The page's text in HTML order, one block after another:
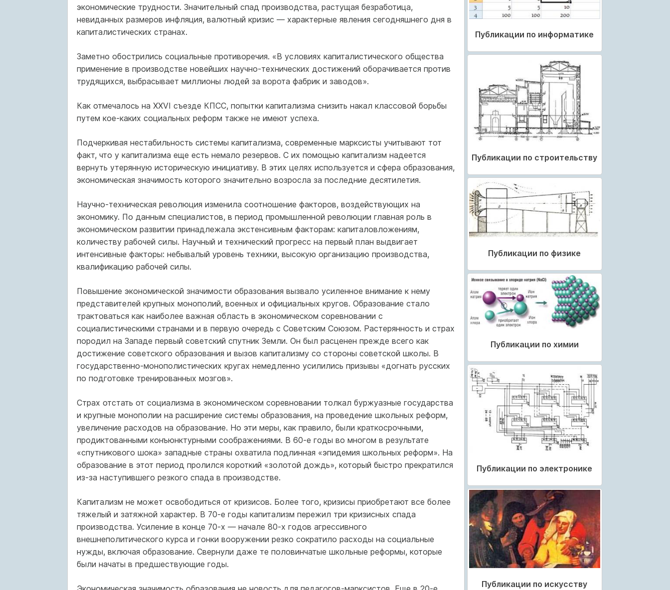
экономические трудности. Значитель­ный спад производства, растущая безработица,
невиданных раз­меров инфляция, валютный кризис — характерные явления сегод­няшнего дня в
капиталистических странах.
Заметно обострились социальные противоречия. «В условиях капиталистического общества
применение в производстве новей­ших научно-технических достижений оборачивается против
трудя­щихся, выбрасывает миллионы людей за ворота фабрик и заво­дов».
Как отмечалось на XXVI съезде КПСС, попытки капитализма снизить накал классовой борьбы
путем кое-каких социальных реформ также не имеют успеха.
Подчеркивая нестабильность системы капитализма, современные марксисты учитывают тот
факт, что у капитализма еще есть немало резервов. С их помощью капитализм надеется
вернуть утерянную историческую инициативу. В этих целях используется и сфера образования,
экономическая значимость которого значительно возросла за последние десятилетия.
Научно-техническая революция изменила соотношение факторов, воздействующих на
экономику. По данным специалистов, в период промышленной революции главная роль в
экономическом развитии принадлежала экстенсивным факторам: капиталовложениям,
количеству рабочей силы. Научный и технический прогресс на первый план выдвигает
интенсивные факторы: небывалый уровень техники, высокую организацию производства,
квалификацию рабочей силы.
Повышение экономической значимости образования вызвало усиленное внимание к нему
представителей крупных монополий, военных и официальных кругов. Образование стало
трактоваться как наиболее важная область в экономическом соревновании с
социалистическими странами и в первую очередь с Советским Союзом. Растерянность и страх
породил на Западе первый советский спутник Земли. Он был расценен прежде всего как
достижение советского образования и вызов капитализму со стороны советской школы. В
государственно-монополистических кругах немедленно усилились призывы «догнать русских
по подготовке тренированных мозгов».
Страх отстать от социализма в экономическом соревновании толкал буржуазные государства
и крупные монополии на расширение системы образования, на проведение школьных реформ,
увеличение расходов на образование. Но эти меры, как правило, были краткосрочными,
продиктованными конъюнктурными соображениями. В 60-е годы во многом в результате
«спутникового шока» западные страны охватила подлинная «эпидемия школьных реформ». На
образование в этот период пролился короткий «золотой дождь», который быстро прекратился
из-за наступившего резкого спада в производстве.
Капитализм не может освободиться от кризисов. Более того, кризисы приобретают все более
тяжелый и затяжной характер. В 70-е годы капитализм пережил три кризисных спада
производства. Усиление в конце 70-х — начале 80-х годов агрессивного
внешнеполитического курса и гонки вооружении резко сократило расходы на социальные
нужды, включая образование. Свернули даже те половинчатые школьные реформы, которые
были начаты в предшествующие годы.
Публикации по информатике
Публикации по строительству
Публикации по физике
Публикации по химии
Публикации по электронике
Публикации по искусству